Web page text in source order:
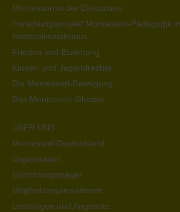
Montessori in der Diskussion
Forschungsprojekt Montessori-Pädagogik
Nationalsozialismus
Frieden und Erziehung
Kinder- und Jugendrechte
Die Montessori-Bewegung
Das Montessori-Glossar
ÜBER UNS
Montessori Deutschland
Organisation
Einrichtungsträger
Mitgliedsorganisationen
Leistungen und Angebote